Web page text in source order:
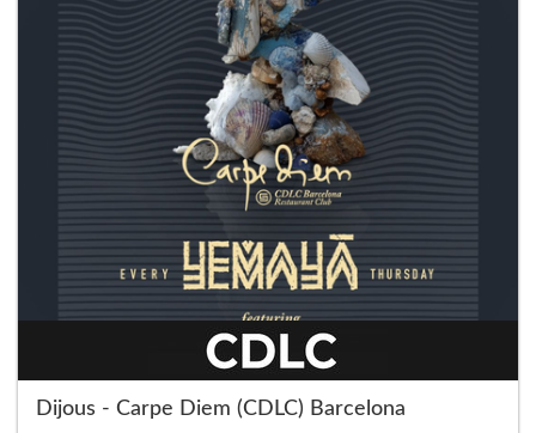
Dijous - Carpe Diem (CDLC) Barcelona